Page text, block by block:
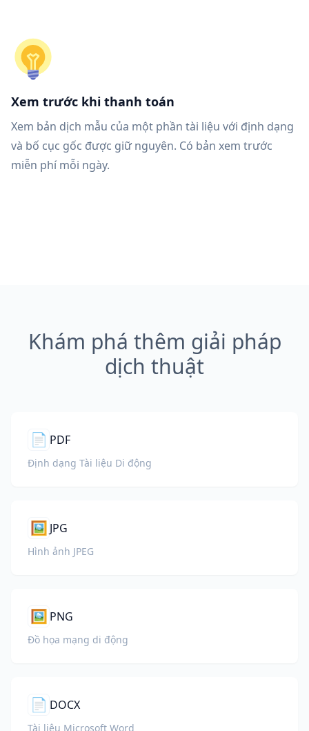
Xem trước khi thanh toán
Xem bản dịch mẫu của một phần tài liệu với định dạng
và bố cục gốc được giữ nguyên. Có bản xem trước
miễn phí mỗi ngày.
Khám phá thêm giải pháp
dịch thuật
📄 PDF
Định dạng Tài liệu Di động
🖼️ JPG
Hình ảnh JPEG
🖼️ PNG
Đồ họa mạng di động
📄 DOCX
Tài liệu Microsoft Word